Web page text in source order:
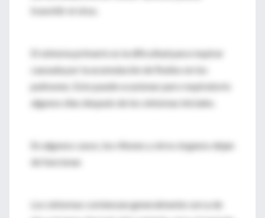
trasmitir el virus.
El síntoma primario es la dificultad para respirar
causada por la acumulación de fluidos en los
pulmones. Esto puede ocasionar paro respiratorio
algunos días después de los síntomas iniciales.
En algunos casos, los riñones y otros órganos dejan
de funcionar.
Los síntomas comienzan generalmente cerca de